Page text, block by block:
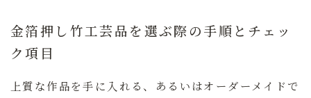
金箔押し竹工芸品を選ぶ際の手順とチェッ
ク項目
上質な作品を手に入れる、あるいはオーダーメイドで